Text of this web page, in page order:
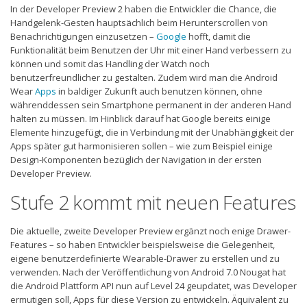
In der Developer Preview 2 haben die Entwickler die Chance, die
Handgelenk-Gesten hauptsächlich beim Herunterscrollen von
Benachrichtigungen einzusetzen – Google hofft, damit die
Funktionalität beim Benutzen der Uhr mit einer Hand verbessern zu
können und somit das Handling der Watch noch
benutzerfreundlicher zu gestalten. Zudem wird man die Android
WearApps in baldiger Zukunft auch benutzen können, ohne
währenddessen sein Smartphone permanent in der anderen Hand
halten zu müssen. Im Hinblick darauf hat Google bereits einige
Elemente hinzugefügt, die in Verbindung mit der Unabhängigkeit der
Apps später gut harmonisieren sollen – wie zum Beispiel einige
Design-Komponenten bezüglich der Navigation in der ersten
Developer Preview.
Stufe 2 kommt mit neuen Features
Die aktuelle, zweite Developer Preview ergänzt noch enige Drawer-
Features – so haben Entwickler beispielsweise die Gelegenheit,
eigene benutzerdefinierte Wearable-Drawer zu erstellen und zu
verwenden. Nach der Veröffentlichung von Android 7.0 Nougat hat
die Android Plattform API nun auf Level 24 geupdatet, was Developer
ermutigen soll, Apps für diese Version zu entwickeln. Äquivalent zu